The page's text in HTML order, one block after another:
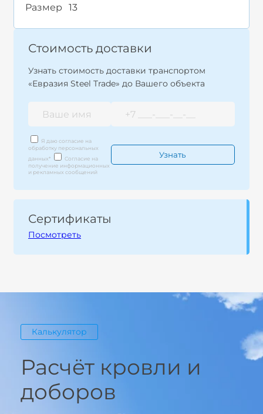
Размер
13
Стоимость доставки
Узнать стоимость доставки транспортом
«Евразия Steel Trade» до Вашего объекта
Я даю согласие на
обработку персональных
данных*
Согласие на
получение информационных
и рекламных сообщений
Сертификаты
Посмотреть
Калькулятор
Расчёт кровли и
доборов